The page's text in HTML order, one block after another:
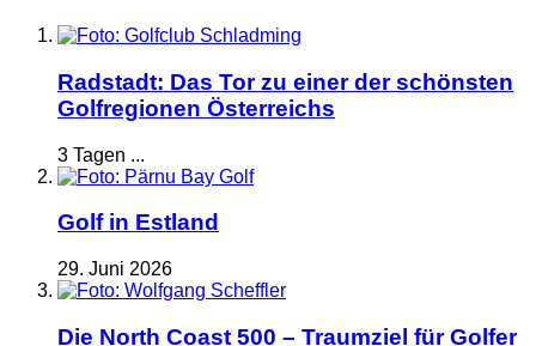
Radstadt: Das Tor zu einer der schönsten
Golfregionen Österreichs
3 Tagen ...
Golf in Estland
29. Juni 2026
Die North Coast 500 – Traumziel für Golfer